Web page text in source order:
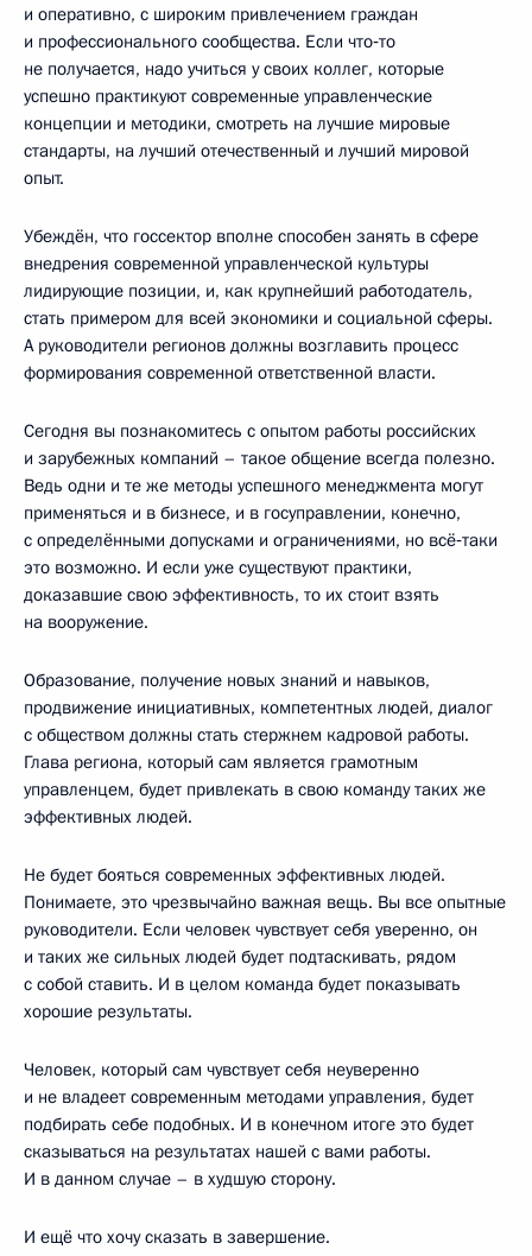
и оперативно, с широким привлечением граждан
и профессионального сообщества. Если что‑то
не получается, надо учиться у своих коллег, которые
успешно практикуют современные управленческие
концепции и методики, смотреть на лучшие мировые
стандарты, на лучший отечественный и лучший мировой
опыт.
Убеждён, что госсектор вполне способен занять в сфере
внедрения современной управленческой культуры
лидирующие позиции, и, как крупнейший работодатель,
стать примером для всей экономики и социальной сферы.
А руководители регионов должны возглавить процесс
формирования современной ответственной власти.
Сегодня вы познакомитесь с опытом работы российских
и зарубежных компаний – такое общение всегда полезно.
Ведь одни и те же методы успешного менеджмента могут
применяться и в бизнесе, и в госуправлении, конечно,
с определёнными допусками и ограничениями, но всё‑таки
это возможно. И если уже существуют практики,
доказавшие свою эффективность, то их стоит взять
на вооружение.
Образование, получение новых знаний и навыков,
продвижение инициативных, компетентных людей, диалог
с обществом должны стать стержнем кадровой работы.
Глава региона, который сам является грамотным
управленцем, будет привлекать в свою команду таких же
эффективных людей.
Не будет бояться современных эффективных людей.
Понимаете, это чрезвычайно важная вещь. Вы все опытные
руководители. Если человек чувствует себя уверенно, он
и таких же сильных людей будет подтаскивать, рядом
с собой ставить. И в целом команда будет показывать
хорошие результаты.
Человек, который сам чувствует себя неуверенно
и не владеет современным методами управления, будет
подбирать себе подобных. И в конечном итоге это будет
сказываться на результатах нашей с вами работы.
И в данном случае – в худшую сторону.
И ещё что хочу сказать в завершение.